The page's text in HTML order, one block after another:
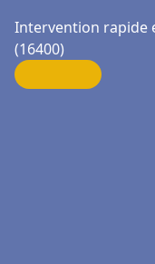
Intervention rapide
(16400)